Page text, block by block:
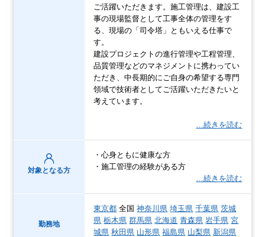
ご活躍いただきます。施工管理は、建設工
事の現場監督として工事全体の管理をす
る、現場の「司令塔」ともいえる仕事で
す。
建設プロジェクトの進行管理や工程管理、
品質管理などのマネジメントに携わってい
ただき、中長期的にご自身の希望する専門
領域で技術者としてご活躍いただきたいと
考えています。
…続きを読む
対象となる方
・心身ともに健康な方
・施工管理の経験がある方
…続きを読む
勤務地
東京都 全国神奈川県 埼玉県 千葉県 茨城
県 栃木県 群馬県 北海道 青森県 岩手県 宮
城県 秋田県 山形県 福島県 山梨県 新潟県